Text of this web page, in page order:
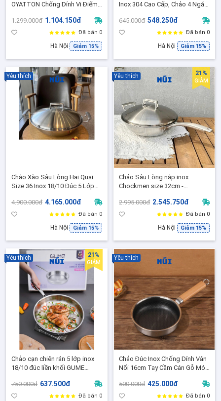
OYATTON Chống Dính Vi Điểm,
30cm, Phù Hợp mọi loại bếp
1.299.000đ 1.104.150đ
Đã bán 0
Hà Nội Giảm 15%
Inox 304 Cao Cấp, Chảo 4 Ngăn
Được, Phù hợp mọi loại bếp
645.000đ 548.250đ
Đã bán 0
Hà Nội Giảm 15%
Chảo Xào Sâu Lòng Hai Quai
Size 36 Inox 18/10 Đúc 5 Lớp
C393, Phù hợp mọi loại bếp
4.900.000đ 4.165.000đ
Đã bán 0
Hà Nội Giảm 15%
Yêu thích
Chảo Sâu Lòng nắp inox
Chockmen size 32cm -
đáy đúc liền
2.995.000đ 2.545.750đ
Đã bán 0
Hà Nội Giảm 15%
Yêu thích 21%
GIẢM
Chảo cạn chiên rán 5 lớp inox
18/10 đúc liền khối GUME
mọi loại bếp
750.000đ 637.500đ
Đã bán 0
Yêu thích 21%
GIẢM
Chảo Đúc Inox Chống Dính Vân
Nổi 16cm Tay Cầm Cán Gỗ Móc
500.000đ 425.000đ
Đã bán 0
Yêu thích